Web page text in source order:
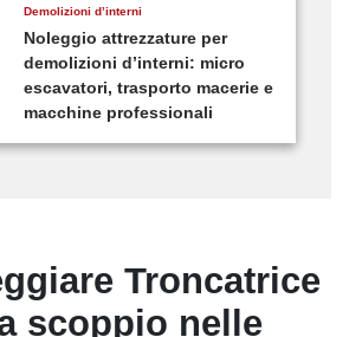
Demolizioni d’interni
Noleggio attrezzature per
demolizioni d’interni: micro
escavatori, trasporto macerie e
macchine professionali
Troncatrice
scoppio nelle